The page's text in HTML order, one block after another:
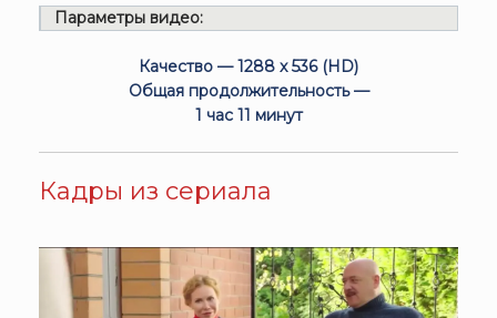
Параметры видео:
Качество — 1288 x 536 (HD)
Общая продолжительность —
1 час 11 минут
Кадры из сериала